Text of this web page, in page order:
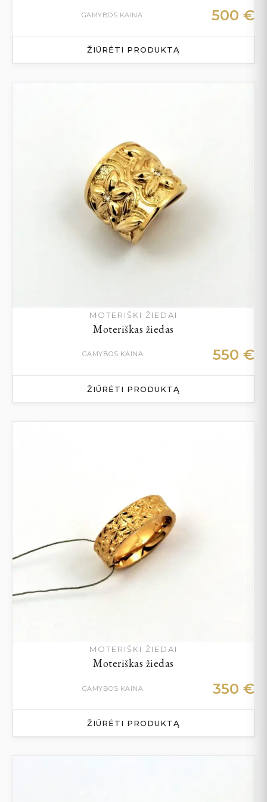
GAMYBOS KAINA 500 €
ŽIŪRĖTI PRODUKTĄ
MOTERIŠKI ŽIEDAI
Moteriškas žiedas
GAMYBOS KAINA 550 €
ŽIŪRĖTI PRODUKTĄ
MOTERIŠKI ŽIEDAI
Moteriškas žiedas
GAMYBOS KAINA 350 €
ŽIŪRĖTI PRODUKTĄ